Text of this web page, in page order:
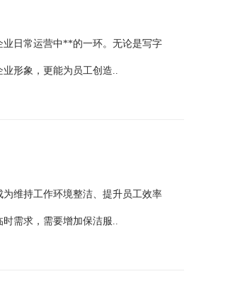
日常运营中**的一环。无论是写字
形象，更能为员工创造..
维持工作环境整洁、提升员工效率
需求，需要增加保洁服..